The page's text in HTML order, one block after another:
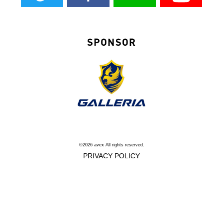
SPONSOR
©2026 avex All rights reserved.
PRIVACY POLICY